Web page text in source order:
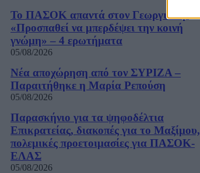
Το ΠΑΣΟΚ απαντά στον Γεωργιάδη:
«Προσπαθεί να μπερδέψει την κοινή
γνώμη» – 4 ερωτήματα
05/08/2026
Νέα αποχώρηση από τον ΣΥΡΙΖΑ –
Παραιτήθηκε η Μαρία Ρεπούση
05/08/2026
Παρασκήνιο για τα ψηφοδέλτια
Επικρατείας, διακοπές για το Μαξίμου,
πολεμικές προετοιμασίες για ΠΑΣΟΚ-
ΕΛΑΣ
05/08/2026